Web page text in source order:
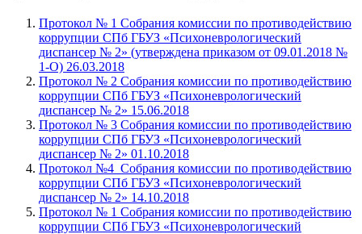
Протокол № 1 Собрания комиссии по противодействию
коррупции СПб ГБУЗ «Психоневрологический
диспансер № 2» (утверждена приказом от 09.01.2018 №
1-О) 26.03.2018
Протокол № 2 Собрания комиссии по противодействию
коррупции СПб ГБУЗ «Психоневрологический
диспансер № 2» 15.06.2018
Протокол № 3 Собрания комиссии по противодействию
коррупции СПб ГБУЗ «Психоневрологический
диспансер № 2» 01.10.2018
Протокол №4 Собрания комиссии по противодействию
коррупции СПб ГБУЗ «Психоневрологический
диспансер № 2» 14.10.2018
Протокол № 1 Собрания комиссии по противодействию
коррупции СПб ГБУЗ «Психоневрологический